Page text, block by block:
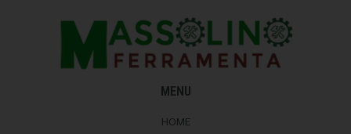
MENU
HOME